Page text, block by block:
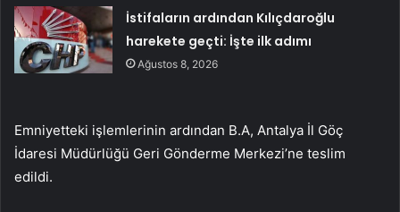
İstifaların ardından Kılıçdaroğlu
harekete geçti: İşte ilk adımı
Ağustos 8, 2026
Emniyetteki işlemlerinin ardından B.A, Antalya İl Göç
İdaresi Müdürlüğü Geri Gönderme Merkezi’ne teslim
edildi.